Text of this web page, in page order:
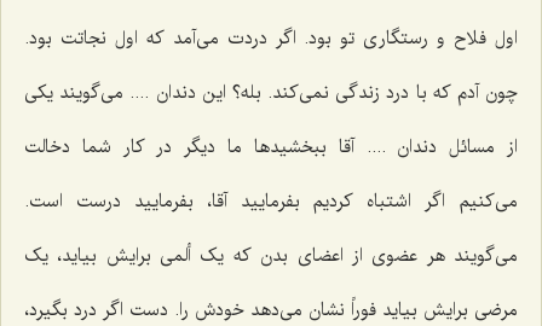
اول فلاح و رستگاری تو بود. اگر دردت می‌آمد که اول نجاتت بود.
چون آدم که با درد زندگی نمی‌کند. بله؟ این دندان .... می‌گویند یکی
از مسائل دندان .... آقا ببخشیدها ما دیگر در کار شما دخالت
می‌کنیم اگر اشتباه کردیم بفرمایید آقا، بفرمایید درست است.
می‌گویند هر عضوی از اعضای بدن که یک ألمی برایش بیاید، یک
مرضی برایش بیاید فوراً نشان می‌دهد خودش را. دست اگر درد بگیرد،